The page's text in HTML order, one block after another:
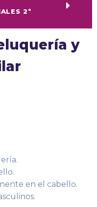
2º
y
en el cabello.